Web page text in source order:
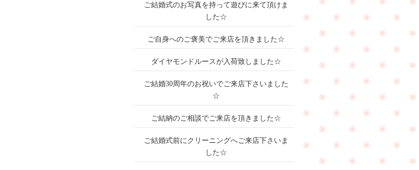
ご結婚式のお写真を持って遊びに来て頂けま
した☆
ご自身へのご褒美でご来店を頂きました☆
ダイヤモンドルースが入荷致しました☆
ご結婚30周年のお祝いでご来店下さいました
☆
ご結納のご相談でご来店を頂きました☆
ご結婚式前にクリーニングへご来店下さいま
した☆